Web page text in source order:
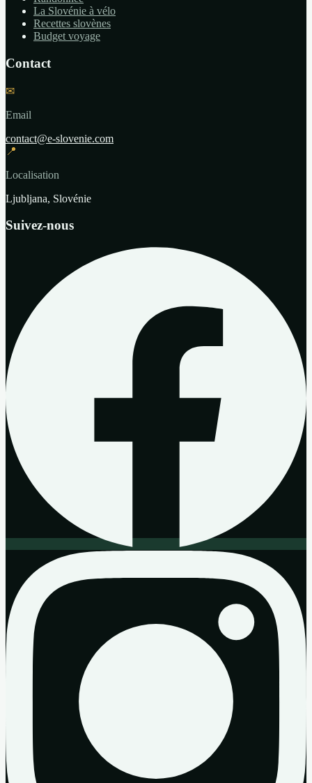
La Slovénie à vélo
Recettes slovènes
Budget voyage
Contact
✉
Email
contact@e-slovenie.com
📍
Localisation
Ljubljana, Slovénie
Suivez-nous